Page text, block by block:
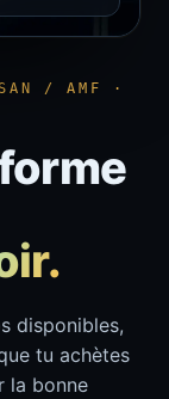
/ AMF ·
disponibles,
tu achètes
la bonne